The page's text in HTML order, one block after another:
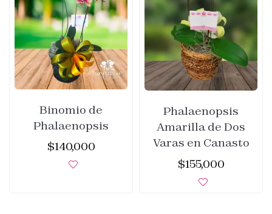
Binomio de
Phalaenopsis
$140,000
Phalaenopsis
Amarilla de Dos
Varas en Canasto
$155,000